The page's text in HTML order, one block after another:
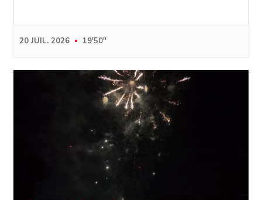
20 JUIL. 2026 19'50''